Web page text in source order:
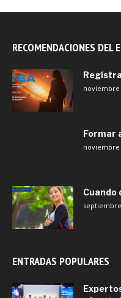
RECOMENDACIONES DEL
noviembre
Formar
noviembre
Cuando
ENTRADAS POPULARES